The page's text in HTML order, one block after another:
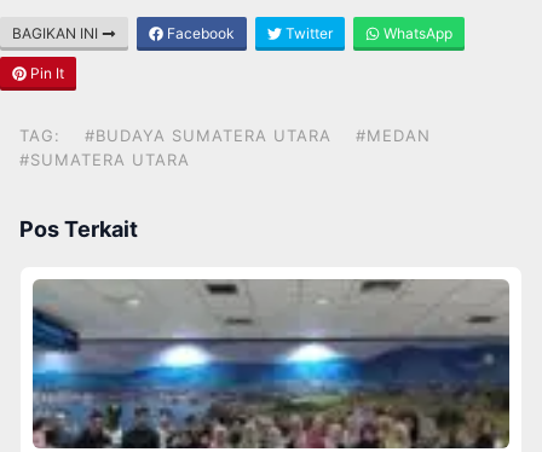
BAGIKAN INI Facebook Twitter WhatsApp
Pin It
TAG: #BUDAYA SUMATERA UTARA
#MEDAN
#SUMATERA UTARA
Pos Terkait